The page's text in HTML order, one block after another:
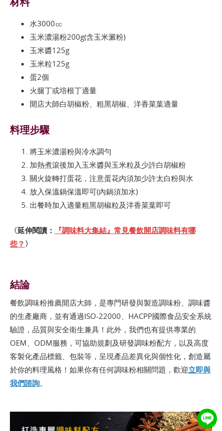
水3000㏄
玉米濃湯粉200g(含玉米澱粉)
玉米醬125g
玉米粒125g
蛋2個
火腿丁或培根丁適量
開店大師白胡椒粉、粗黑胡椒、洋香菜葉適量
料理步驟
將玉米濃湯粉與冷水調勻
加熱煮滾後加入玉米醬與玉米粒及少許白胡椒粉
關火旋轉打蛋花，注意蛋花內須加少許太白粉與水
放入保溫鍋保溫即可(內鍋須加水)
出餐時加入適量粗黑胡椒粒及洋香菜葉即可
〈延伸閱讀：
『調味料大集結』常見餐飲開店調味料有哪
些？ 〉
結論
餐飲調味粉推薦開店大師，是專門研發與製造調味粉、調味醬
的生產廠商，並有通過ISO-22000、HACPP國際食品安全系統
驗證，品質與安全衛生兼具！此外，我們也有提供專業的
OEM、ODM服務，可協助規劃及研發調味粉配方，以及高度
客製化產品標籤、包裝等，呈現產品差異化與個性化，創造屬
於你的料理風格！如果你有任何調味粉相關問題，歡迎立即與
我們諮詢。